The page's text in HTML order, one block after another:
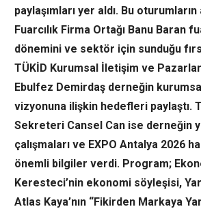
paylaşımları yer aldı. Bu
Fuarcılık Firma Ortağı Banu Baran
dönemini ve sektör için sunduğu
TÜKİD Kurumsal İletişim ve
Ebulfez Demirdaş derneğin
vizyonuna ilişkin hedefleri paylaştı.
Sekreteri Cansel Can ise derneğin
çalışmaları ve EXPO Antalya 2026
önemli bilgiler verdi. Program;
Keresteci’nin ekonomi söyleşisi,
Atlas Kaya’nın “Fikirden Markaya